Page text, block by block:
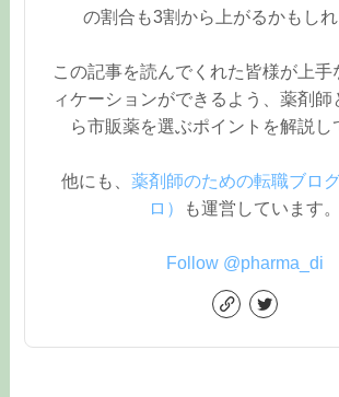
の割合も3割から上がるかもしれ
この記事を読んでくれた皆様が上
ィケーションができるよう、薬剤師
ら市販薬を選ぶポイントを解説し
他にも、 薬剤師のための転職ブロ
ロ）
も運営しています。
Follow @pharma_di